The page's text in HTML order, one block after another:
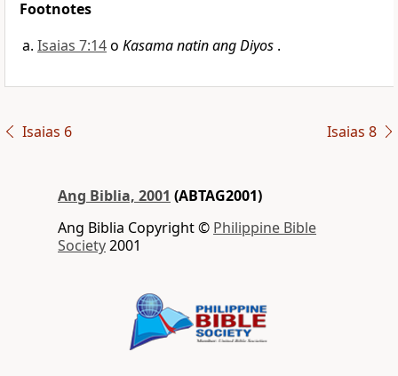
Footnotes
Isaias 7:14o Kasama natin ang Diyos .
Isaias 6 Isaias 8
Ang Biblia, 2001 (ABTAG2001)
Ang Biblia Copyright © Philippine Bible
Society2001